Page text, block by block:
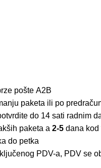
pošte A2B
paketa ili po
do 14 sati radnim
paketa a 2-5 dana kod
do petka
PDV-a, PDV se